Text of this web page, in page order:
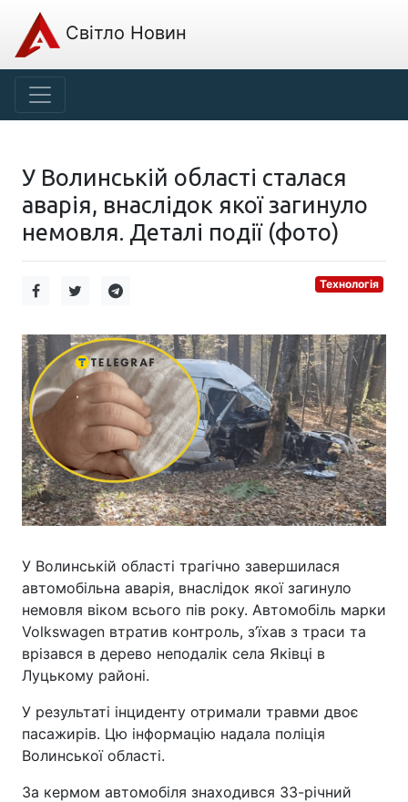
Світло Новин
У Волинській області сталася
аварія, внаслідок якої загинуло
немовля. Деталі події (фото)
Технологія
У Волинській області трагічно завершилася
автомобільна аварія, внаслідок якої загинуло
немовля віком всього пів року. Автомобіль марки
Volkswagen втратив контроль, з’їхав з траси та
врізався в дерево неподалік села Яківці в
Луцькому районі.
У результаті інциденту отримали травми двоє
пасажирів. Цю інформацію надала поліція
Волинської області.
За кермом автомобіля знаходився 33-річний